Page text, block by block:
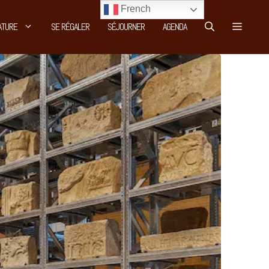
SE RÉGALER SÉJOURNER AGENDA
French